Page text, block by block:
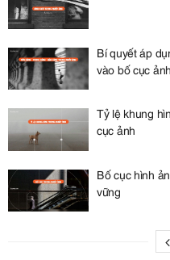
Bí quyết áp
vào bố cục ảnh
Tỷ lệ khung
cục ảnh
Bố cục hình
vững